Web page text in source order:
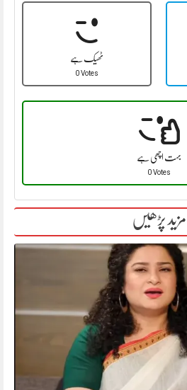
ٹھیک ہے
0 Votes
بہت اچھی ہے
0 Votes
مزید پڑھیں